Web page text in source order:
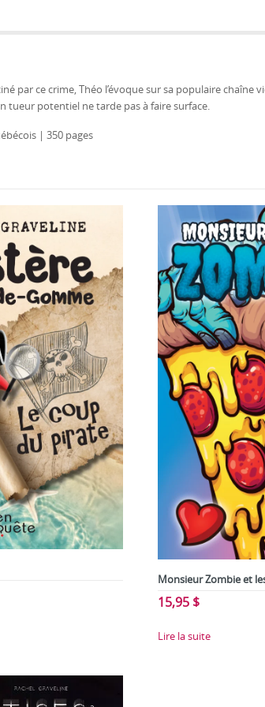
par ce crime, Théo l’évoque sur sa populaire
tueur potentiel ne tarde pas à faire surface.
| 350 pages
Monsieur Zombie et
15,95 $
Lire la suite